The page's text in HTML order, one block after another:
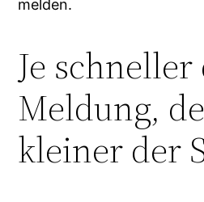
melden.
Je schneller
Meldung,
kleiner der